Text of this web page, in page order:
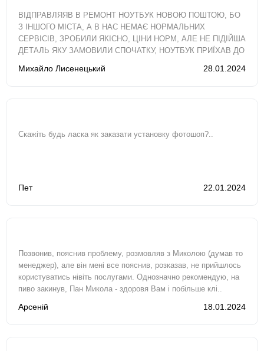
ВІДПРАВЛЯЯВ В РЕМОНТ НОУТБУК НОВОЮ ПОШТОЮ, БО
З ІНШОГО МІСТА, А В НАС НЕМАЄ НОРМАЛЬНИХ
СЕРВІСІВ, ЗРОБИЛИ ЯКІСНО, ЦІНИ НОРМ, АЛЕ НЕ ПІДІЙША
ДЕТАЛЬ ЯКУ ЗАМОВИЛИ СПОЧАТКУ, НОУТБУК ПРИЇХАВ ДО
Михайло Лисенецький 28.01.2024
Скажіть будь ласка як заказати установку фотошоп?..
Пет 22.01.2024
Позвонив, пояснив проблему, розмовляв з Миколою (думав то
менеджер), але він мені все пояснив, розказав, не прийшлось
користуватись нівіть послугами. Однозначно рекомендую, на
пиво закинув, Пан Микола - здоровя Вам і побільше клі..
Арсеній 18.01.2024